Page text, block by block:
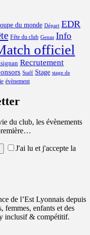
du monde Départ EDR
Fête du club Genas Info
officiel
Recrutement
Staff Stage stage de
évènement
du club, les évènements
J'ai lu et j'accepte la
de l’Est Lyonnais depuis
femmes, enfants et des
inclusif & compétitif.